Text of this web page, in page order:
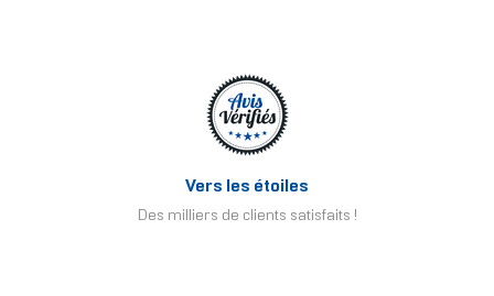
Vers les étoiles
Des milliers de clients satisfaits !